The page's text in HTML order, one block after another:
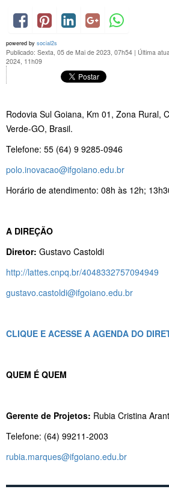
powered by social2s
Publicado: Sexta, 05 de Mai de 2023, 07h54 | Última
2024, 11h09
Rodovia Sul Goiana, Km 01, Zona Rural,
Verde-GO, Brasil.
Telefone: 55 (64) 9 9285-0946
polo.inovacao@ifgoiano.edu.br
Horário de atendimento: 08h às 12h;
A DIREÇÃO
Diretor: Gustavo Castoldi
http://lattes.cnpq.br/4048332757094949
gustavo.castoldi@ifgoiano.edu.br
CLIQUE E ACESSE A AGENDA DO
QUEM É QUEM
Gerente de Projetos: Rubia Cristina
Telefone: (64) 99211-2003
rubia.marques@ifgoiano.edu.br